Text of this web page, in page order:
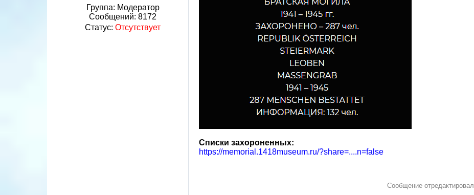
Группа: Модератор
Сообщений: 8172
Статус: Отсутствует
Списки захороненных:
https://memorial.1418museum.ru/?share=....n=false
Сообщение отредактировал